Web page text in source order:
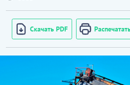
Скачать PDF